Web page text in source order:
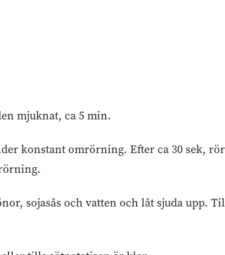
mjuknat, ca 5 min.
konstant omrörning. Efter ca 30 sek,
sojasås och vatten och låt sjuda upp.